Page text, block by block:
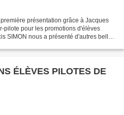
présentation grâce à Jacques
pilote pour les promotions d'élèves
SIMON nous a présenté d'autres belles
ÉLÈVES PILOTES DE